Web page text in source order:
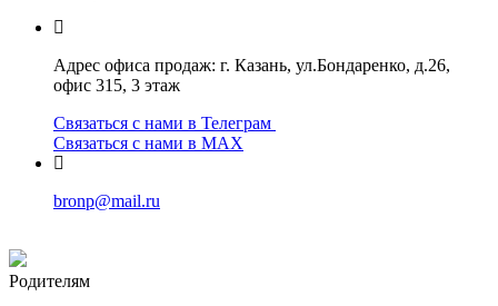
Адрес офиса продаж: г. Казань, ул.Бондаренко, д.26,
офис 315, 3 этаж
Связаться с нами в Телеграм
Связаться с нами в МАХ
bronp@mail.ru
Родителям